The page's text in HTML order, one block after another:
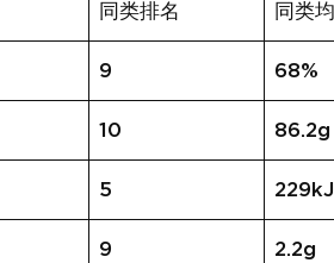
同类排名 同类
9 68%
10 86.2g
5 229kJ
9 2.2g